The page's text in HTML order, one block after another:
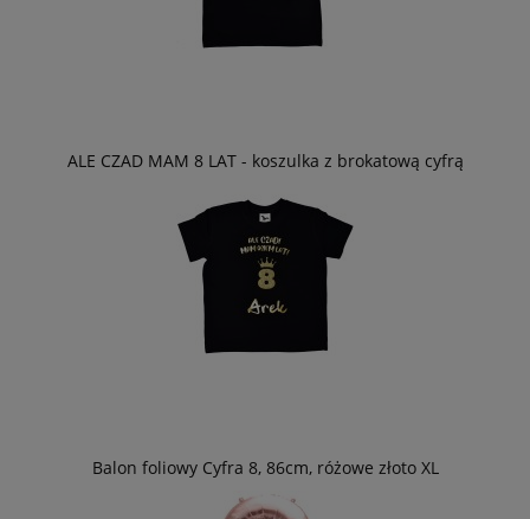
ALE CZAD MAM 8 LAT - koszulka z brokatową cyfrą
Balon foliowy Cyfra 8, 86cm, różowe złoto XL